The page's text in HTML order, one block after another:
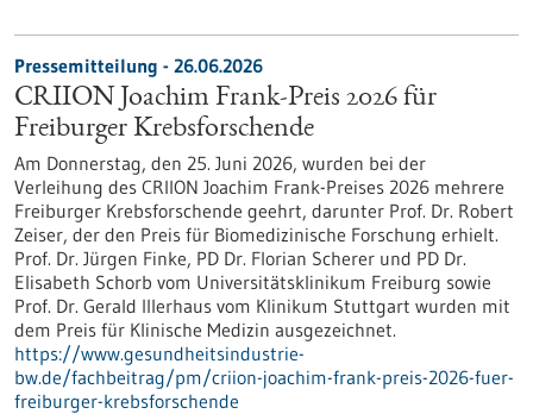
Pressemitteilung - 26.06.2026
CRIION Joachim Frank-Preis 2026 für
Freiburger Krebsforschende
Am Donnerstag, den 25. Juni 2026, wurden bei der
Verleihung des CRIION Joachim Frank-Preises 2026 mehrere
Freiburger Krebsforschende geehrt, darunter Prof. Dr. Robert
Zeiser, der den Preis für Biomedizinische Forschung erhielt.
Prof. Dr. Jürgen Finke, PD Dr. Florian Scherer und PD Dr.
Elisabeth Schorb vom Universitätsklinikum Freiburg sowie
Prof. Dr. Gerald Illerhaus vom Klinikum Stuttgart wurden mit
dem Preis für Klinische Medizin ausgezeichnet.
https://www.gesundheitsindustrie-
bw.de/fachbeitrag/pm/criion-joachim-frank-preis-2026-fuer-
freiburger-krebsforschende